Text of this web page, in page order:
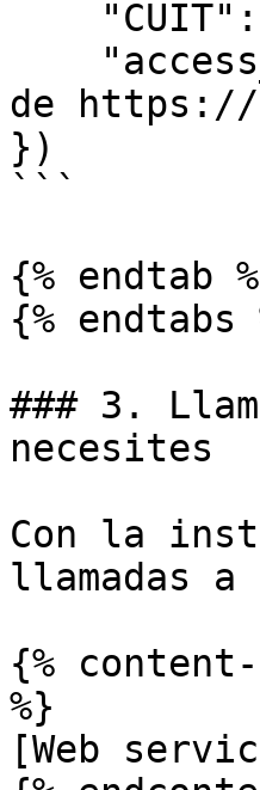
de https://
})
```
{% endtab
{% endtabs
### 3.
necesites
Con la
llamadas a
{% content-
%}
[Web